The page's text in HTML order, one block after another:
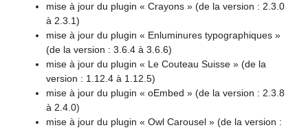
mise à jour du plugin « Crayons » (de la version : 2.3.0
à 2.3.1)
mise à jour du plugin « Enluminures typographiques »
(de la version : 3.6.4 à 3.6.6)
mise à jour du plugin « Le Couteau Suisse » (de la
version : 1.12.4 à 1.12.5)
mise à jour du plugin « oEmbed » (de la version : 2.3.8
à 2.4.0)
mise à jour du plugin « Owl Carousel » (de la version :